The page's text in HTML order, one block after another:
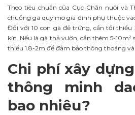
Theo tiêu chuẩn của Cục Chăn nuôi và
chuồng gà quy mô gia đình phụ thuộc
Đối với 10 con gà đẻ trứng, cần tối thiểu
kín. Nếu là gà thả vườn, cần thêm 5-10m²
thiểu 1.8-2m để đảm bảo thông thoáng
Chi phí xây
thông minh
bao nhiêu?